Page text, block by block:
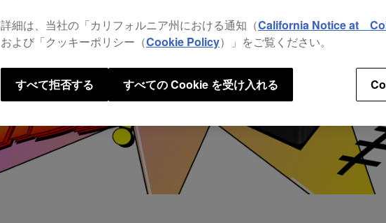
詳細は、当社の「カリフォルニア州における通知（California Notice at
および「クッキーポリシー（Cookie Policy）」をご覧ください。
すべて拒否する すべての Cookie を受け入れる